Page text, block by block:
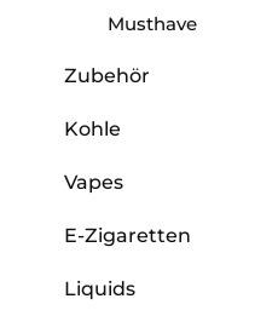
Musthave
Zubehör
Kohle
Vapes
E-Zigaretten
Liquids